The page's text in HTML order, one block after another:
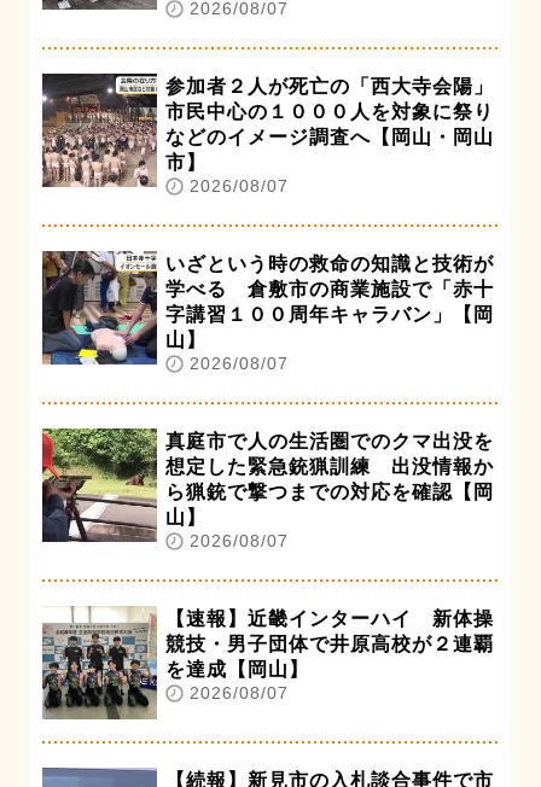
2026/08/07
参加者２人が死亡の「西大寺会陽」
市民中心の１０００人を対象に祭り
などのイメージ調査へ【岡山・岡山
市】
2026/08/07
いざという時の救命の知識と技術が
学べる 倉敷市の商業施設で「赤十
字講習１００周年キャラバン」【岡
山】
2026/08/07
真庭市で人の生活圏でのクマ出没を
想定した緊急銃猟訓練 出没情報か
ら猟銃で撃つまでの対応を確認【岡
山】
2026/08/07
【速報】近畿インターハイ 新体操
競技・男子団体で井原高校が２連覇
を達成【岡山】
2026/08/07
【続報】新見市の入札談合事件で市